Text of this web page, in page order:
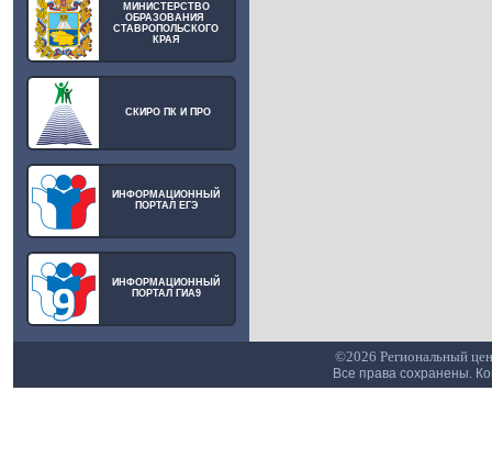
МИНИСТЕРСТВО
ОБРАЗОВАНИЯ
СТАВРОПОЛЬСКОГО
КРАЯ
СКИРО ПК И ПРО
ИНФОРМАЦИОННЫЙ
ПОРТАЛ ЕГЭ
ИНФОРМАЦИОННЫЙ
ПОРТАЛ ГИА9
©2026 Региональный
Все права сохранены.